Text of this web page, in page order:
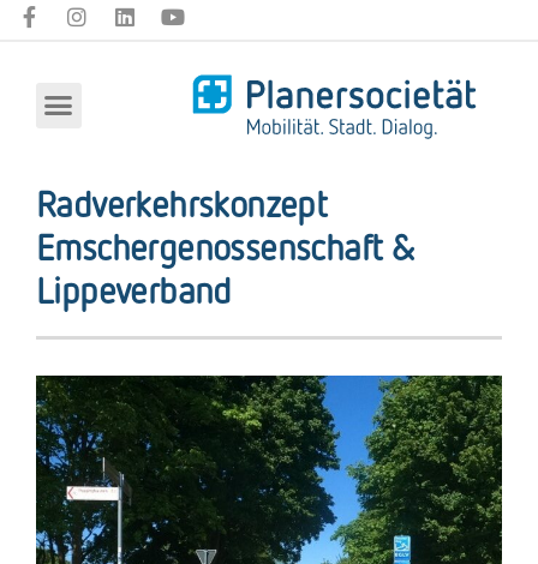
Radverkehrskonzept
Emschergenossenschaft &
Lippeverband